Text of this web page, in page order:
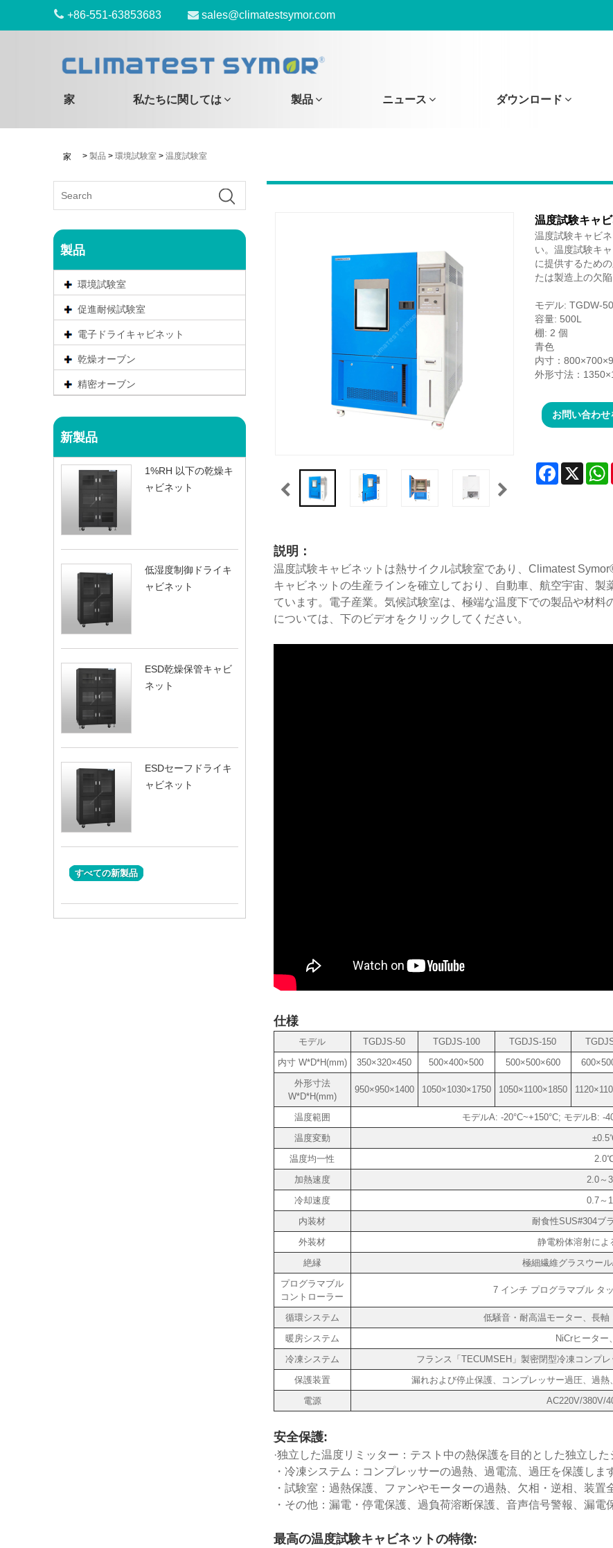
+86-551-63853683 sales@climatestsymor.com
家 私たちに関しては 製品 ニュース ダウンロード
家 > 製品 > 環境試験室 > 温度試験室
製品
環境試験室
促進耐候試験室
電子ドライキャビネット
乾燥オーブン
精密オーブン
新製品
1%RH 以下の乾燥キ
ャビネット
低湿度制御ドライキ
ャビネット
ESD乾燥保管キャビ
ネット
ESDセーフドライキ
ャビネット
すべての新製品
温度試験キャ
温度試験キャビ
い。温度試験キ
に提供するため
たは製造上の欠
モデル: TGDW-
容量: 500L
棚: 2 個
青色
内寸：
外形寸法：
お問い合わせ
Facebook
X
説明：
温度試験キャビネットは熱サイクル試験室であり、Climatest
キャビネットの生産ラインを確立しており、自動車、航空宇宙、
ています。電子産業。気候試験室は、極端な温度下での製品や材
については、下のビデオをクリックしてください。
仕様
モデル TGDJS-50 TGDJS-100 TGDJS-150
内寸 W*D*H(mm)
350×320×450 500×400×500 500×500×600
外形寸法
W*D*H(mm)
950×950×1400 1050×1030×1750 1050×1100×1850
温度範囲
モデルA: -20°C~+150°C; モデルB: -
温度変動
温度均一性
加熱速度
2.0～
冷却速度
0.7～
内装材
耐食性SUS#304ブ
外装材
静電粉体溶射によ
絶縁
極細繊維グラスウー
プログラマブル
コントローラー
7 インチ プログラマブル タ
循環システム
低騒音・耐高温モーター、長
暖房システム
NiCrヒーター
冷凍システム
フランス「TECUMSEH」製密閉型冷凍コンプ
保護装置
漏れおよび停止保護、コンプレッサー過圧、過
電源
AC220V/380V/
安全保護:
·独立した温度リミッター：テスト中の熱保護を目的とした独立した
・冷凍システム：コンプレッサーの過熱、過電流、過圧を保護しま
・試験室：過熱保護、ファンやモーターの過熱、欠相・逆相、装置
・その他：漏電・停電保護、過負荷溶断保護、音声信号警報、漏電
最高の温度試験キャビネットの特徴: